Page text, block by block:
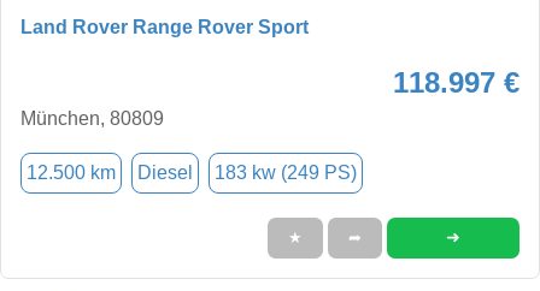
Land Rover Range Rover Sport
118.997 €
München, 80809
12.500 km Diesel 183 kw (249 PS)
★ ➦ ➜